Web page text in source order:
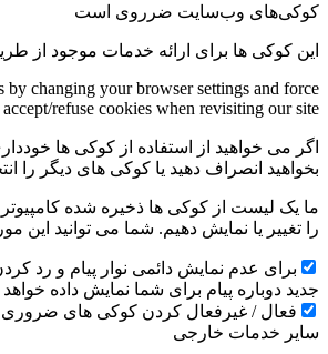
کوکی‌های وب‌سایت ضرروی است
این کوکی ها برای ارائه خدمات موجود از
changing your browser settings and force
refuse cookies when revisiting our site.
اگر می خواهید از استفاده از کوکی ها
بخواهید انصراف دهید یا کوکی های دیگر را
ما یک لیست از کوکی ها ذخیره شده کامپیوتر
را تغییر یا نمایش دهیم. شما می توانید این
جدید دوباره پیام برای شما نمایش داده
فعال / غیرفعال کردن کوکی های
سایر خدمات خارجی